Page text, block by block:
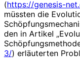
(https://genesis-
müssten die
den in Artikel
3/) erläuterten